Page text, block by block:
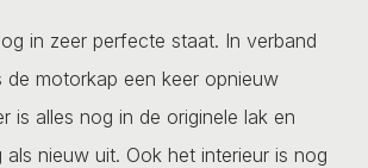
in zeer perfecte staat. In verband
de motorkap een keer opnieuw
is alles nog in de originele lak en
als nieuw uit. Ook het interieur is nog